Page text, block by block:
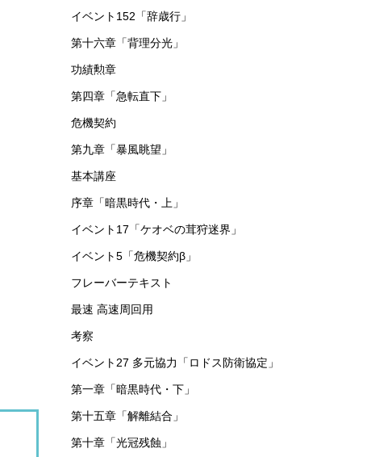
イベント152「辞歳行」
第十六章「背理分光」
功績勲章
第四章「急転直下」
危機契約
第九章「暴風眺望」
基本講座
序章「暗黒時代・上」
イベント17「ケオベの茸狩迷界」
イベント5「危機契約β」
フレーバーテキスト
最速 高速周回用
考察
イベント27 多元協力「ロドス防衛協定」
第一章「暗黒時代・下」
第十五章「解離結合」
第十章「光冠残蝕」